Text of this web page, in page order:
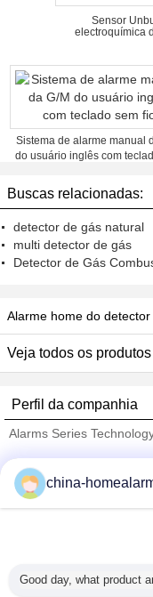
Sensor
electroquímica
Sistema de alarme manual
do usuário inglês com
Buscas relacionadas:
detector de gás natural
multi detector de gás
Detector de Gás
Alarme home do
Veja todos os produtos
Perfil da companhia
Alarms Series
Trust Seal
Todos os Produtos
china-
Good day, what product